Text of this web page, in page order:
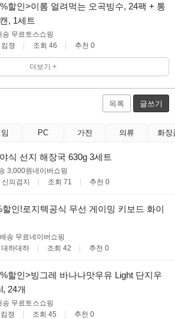
할인>이롬 얼려먹는 오곡빙수, 24팩 + 통
, 1세트
송 무료토스쇼핑
킴졍 조회 46 추천 0
더보기 +
목록 글쓰기
PC 가전 의류 화장
식 선지 해장국 630g 3세트
3,000원네이버쇼핑
신의검지 조회 71 추천 0
할인!로지텍공식 무선 게이밍 키보드 화이
배송 무료네이버쇼핑
대하대하 조회 42 추천 0
할인>빙그레 바나나맛우유 Light 단지우
24개
송 무료토스쇼핑
킴졍 조회 45 추천 0